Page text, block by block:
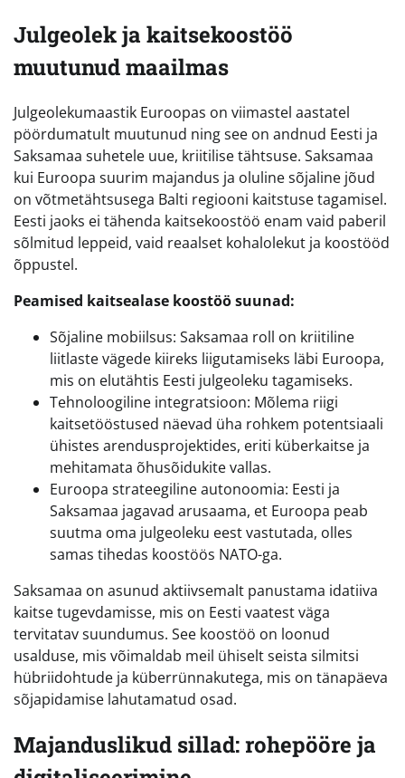
Julgeolek ja kaitsekoostöö
muutunud maailmas
Julgeolekumaastik Euroopas on viimastel aastatel
pöördumatult muutunud ning see on andnud Eesti ja
Saksamaa suhetele uue, kriitilise tähtsuse. Saksamaa
kui Euroopa suurim majandus ja oluline sõjaline jõud
on võtmetähtsusega Balti regiooni kaitstuse tagamisel.
Eesti jaoks ei tähenda kaitsekoostöö enam vaid paberil
sõlmitud leppeid, vaid reaalset kohalolekut ja koostööd
õppustel.
Peamised kaitsealase koostöö suunad:
Sõjaline mobiilsus: Saksamaa roll on kriitiline
liitlaste vägede kiireks liigutamiseks läbi Euroopa,
mis on elutähtis Eesti julgeoleku tagamiseks.
Tehnoloogiline integratsioon: Mõlema riigi
kaitsetööstused näevad üha rohkem potentsiaali
ühistes arendusprojektides, eriti küberkaitse ja
mehitamata õhusõidukite vallas.
Euroopa strateegiline autonoomia: Eesti ja
Saksamaa jagavad arusaama, et Euroopa peab
suutma oma julgeoleku eest vastutada, olles
samas tihedas koostöös NATO-ga.
Saksamaa on asunud aktiivsemalt panustama idatiiva
kaitse tugevdamisse, mis on Eesti vaatest väga
tervitatav suundumus. See koostöö on loonud
usalduse, mis võimaldab meil ühiselt seista silmitsi
hübriidohtude ja küberrünnakutega, mis on tänapäeva
sõjapidamise lahutamatud osad.
Majanduslikud sillad: rohepööre ja